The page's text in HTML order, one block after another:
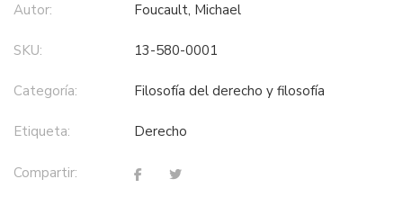
Autor: Foucault, Michael
SKU: 13-580-0001
Categoría: filosofía del derecho y filosofía
Etiqueta: derecho
Compartir: